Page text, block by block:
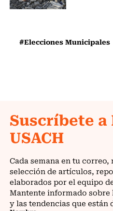
#Elecciones Municipales